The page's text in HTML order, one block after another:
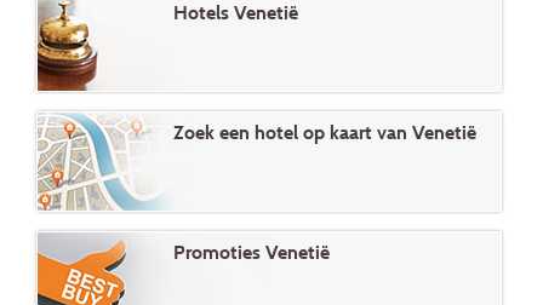
Hotels Venetië
Zoek een hotel op kaart van Venetië
Promoties Venetië